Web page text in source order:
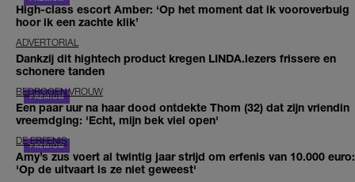
High-class escort Amber: ‘Op het moment dat ik vooroverbuig
hoor ik een zachte klik’
ADVERTORIAL
Dankzij dit hightech product kregen LINDA.lezers frissere en
schonere tanden
BEDROGEN VROUW
Een paar uur na haar dood ontdekte Thom (32) dat zijn vriendin
vreemdging: 'Echt, mijn bek viel open'
DE ERFENIS
Amy’s zus voert al twintig jaar strijd om erfenis van 10.000 euro:
'Op de uitvaart is ze niet geweest'